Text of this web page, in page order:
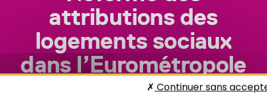
attributions des
logements sociaux
dans l’Eurométropole
de Strasbourg
Continuer sans